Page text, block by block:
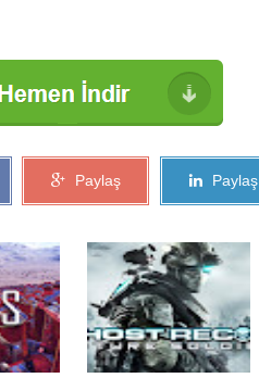
Paylaş Paylaş